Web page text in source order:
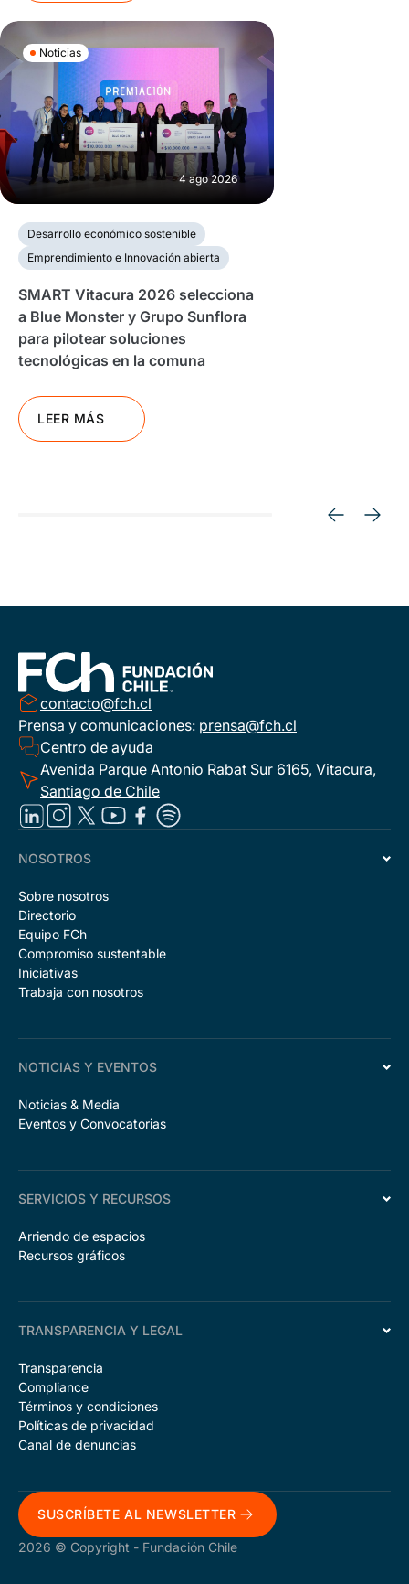
Noticias
4 ago 2026
Desarrollo económico sostenible
Emprendimiento e Innovación abierta
SMART Vitacura 2026 selecciona
a Blue Monster y Grupo Sunflora
para pilotear soluciones
tecnológicas en la comuna
LEER MÁS
contacto@fch.cl
Prensa y comunicaciones: prensa@fch.cl
Centro de ayuda
Avenida Parque Antonio Rabat Sur 6165, Vitacura,
Santiago de Chile
NOSOTROS
Sobre nosotros
Directorio
Equipo FCh
Compromiso sustentable
Iniciativas
Trabaja con nosotros
NOTICIAS Y EVENTOS
Noticias & Media
Eventos y Convocatorias
SERVICIOS Y RECURSOS
Arriendo de espacios
Recursos gráficos
TRANSPARENCIA Y LEGAL
Transparencia
Compliance
Términos y condiciones
Políticas de privacidad
Canal de denuncias
SUSCRÍBETE AL NEWSLETTER
2026 © Copyright - Fundación Chile